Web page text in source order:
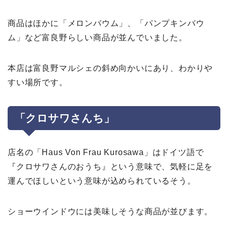
商品はほかに「メロンバウム」、「パンプキンバウ
ム」など富良野らしい商品が並んでいました。
本店は富良野マルシェの斜め向かいにあり、わかりや
すい場所です。
「クロサワさんち」
店名の「Haus Von Frau Kurosawa」はドイツ語で
『クロサワさんのおうち』という意味で、気軽に足を
運んでほしいという意味が込められているそう。
ショーウインドウには美味しそうな商品が並びます。